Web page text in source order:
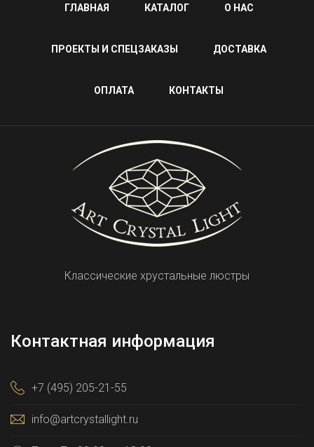
ГЛАВНАЯ КАТАЛОГ О НАС
ПРОЕКТЫ И СПЕЦЗАКАЗЫ ДОСТАВКА
ОПЛАТА КОНТАКТЫ
Классические хрустальные люстры
Контактная информация
+7 (495) 205-21-55
info@artcrystallight.ru